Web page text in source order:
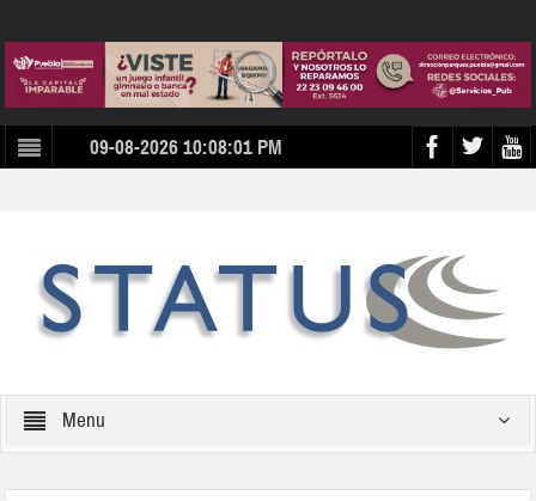
09-08-2026 10:08:01 PM
Menu